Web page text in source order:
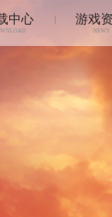
中心 游戏
NEWS